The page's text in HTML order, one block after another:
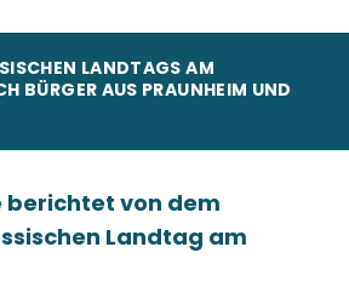
LANDTAGS AM
BÜRGER AUS PRAUNHEIM UND
berichtet von dem
Landtag am